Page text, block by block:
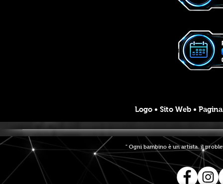
Logo • Sito Web •
" Ogni bambino è un artista. il